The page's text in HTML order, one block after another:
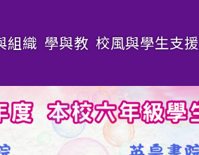
組織 學與教 校風與學生支援